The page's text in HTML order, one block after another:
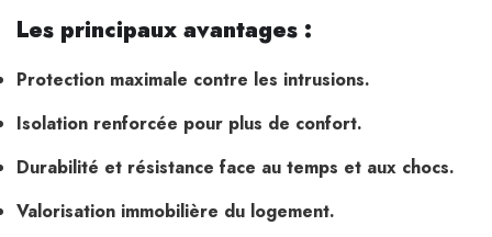
Les principaux avantages :
Protection maximale contre les intrusions.
Isolation renforcée pour plus de confort.
Durabilité et résistance face au temps et aux chocs.
Valorisation immobilière du logement.